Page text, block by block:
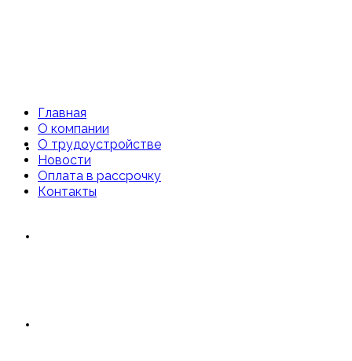
Главная
Главная
О компании
О трудоустройстве
Новости
Оплата в рассрочку
Контакты